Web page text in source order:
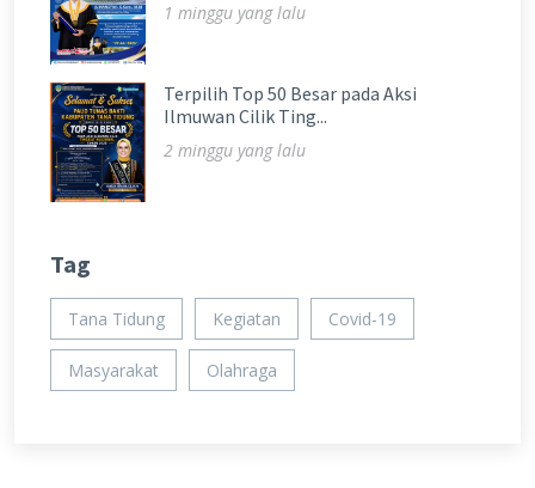
1 minggu yang lalu
Terpilih Top 50 Besar pada Aksi
Ilmuwan Cilik Ting...
2 minggu yang lalu
Tag
Tana Tidung Kegiatan Covid-19
Masyarakat Olahraga